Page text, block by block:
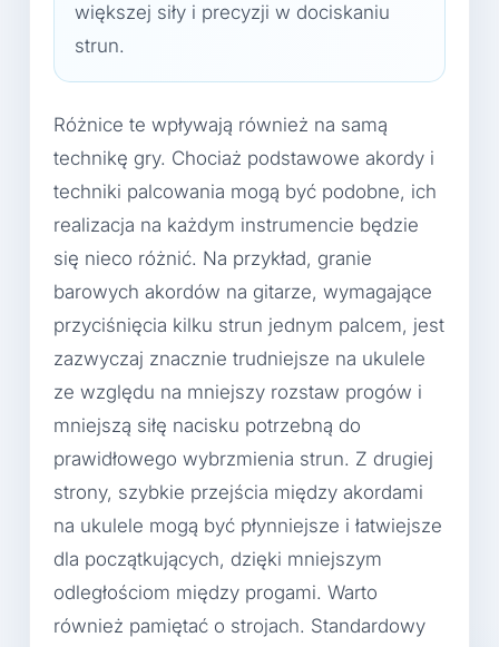
większej siły i precyzji w dociskaniu
strun.
Różnice te wpływają również na samą
technikę gry. Chociaż podstawowe akordy i
techniki palcowania mogą być podobne, ich
realizacja na każdym instrumencie będzie
się nieco różnić. Na przykład, granie
barowych akordów na gitarze, wymagające
przyciśnięcia kilku strun jednym palcem, jest
zazwyczaj znacznie trudniejsze na ukulele
ze względu na mniejszy rozstaw progów i
mniejszą siłę nacisku potrzebną do
prawidłowego wybrzmienia strun. Z drugiej
strony, szybkie przejścia między akordami
na ukulele mogą być płynniejsze i łatwiejsze
dla początkujących, dzięki mniejszym
odległościom między progami. Warto
również pamiętać o strojach. Standardowy